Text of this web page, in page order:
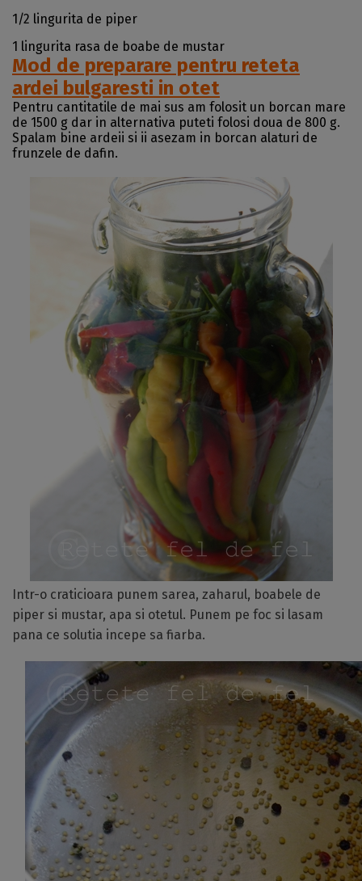
1/2 lingurita de piper
1 lingurita rasa de boabe de mustar
Mod de preparare pentru reteta
ardei bulgaresti in otet
Pentru cantitatile de mai sus am folosit un borcan mare
de 1500 g dar in alternativa puteti folosi doua de 800 g.
Spalam bine ardeii si ii asezam in borcan alaturi de
frunzele de dafin.
Intr-o craticioara punem sarea, zaharul, boabele de
piper si mustar, apa si otetul. Punem pe foc si lasam
pana ce solutia incepe sa fiarba.